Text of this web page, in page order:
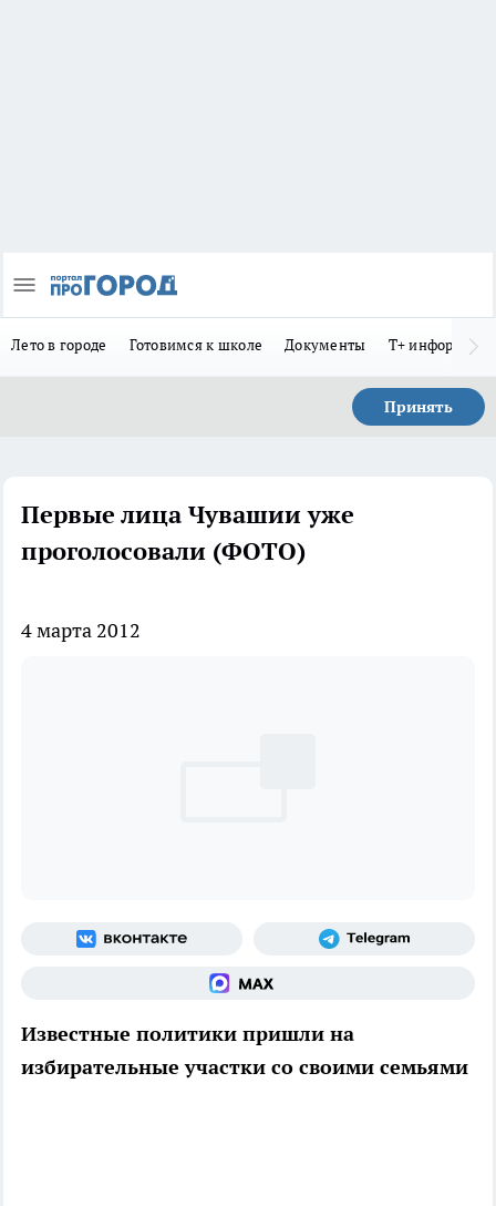
Лето в городе Готовимся к школе Документы Т+
Принять
Первые лица Чувашии уже
проголосовали (ФОТО)
4 марта 2012
Известные политики пришли на
избирательные участки со своими семьями